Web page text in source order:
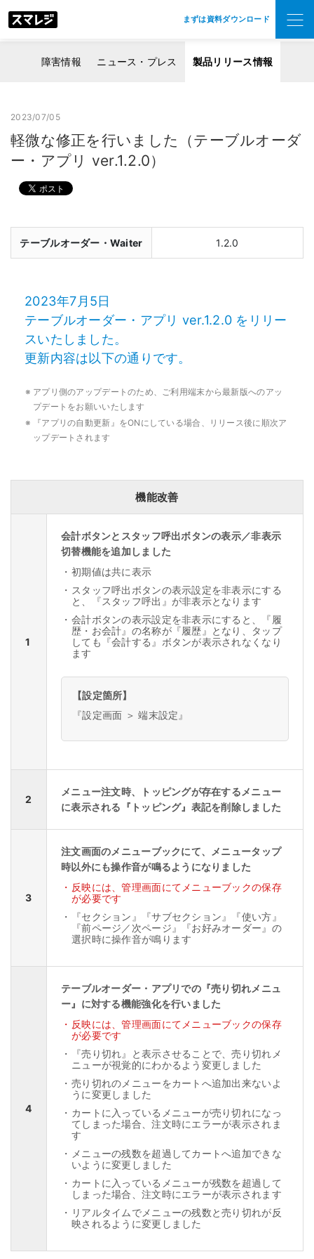
まずは資料ダウンロード
障害情報 ニュース・プレス 製品リリース情報
2023/07/05
軽微な修正を行いました（テーブルオーダ
ー・アプリ ver.1.2.0）
テーブルオーダー・Waiter 1.2.0
2023年7月5日
テーブルオーダー・アプリ ver.1.2.0 をリリー
スいたしました。
更新内容は以下の通りです。
※ アプリ側のアップデートのため、ご利用端末から最新版へのアッ
プデートをお願いいたします
※
『アプリの自動更新』をONにしている場合、リリース後に順次ア
ップデートされます
機能改善
1
会計ボタンとスタッフ呼出ボタンの表示／非表示
切替機能を追加しました
・ 初期値は共に表示
・ スタッフ呼出ボタンの表示設定を非表示にする
と、『スタッフ呼出』が非表示となります
・ 会計ボタンの表示設定を非表示にすると、『履
歴・お会計』の名称が『履歴』となり、タップ
しても『会計する』ボタンが表示されなくなり
ます
【設定箇所】
『設定画面 ＞ 端末設定』
2
メニュー注文時、トッピングが存在するメニュー
に表示される『トッピング』表記を削除しました
3
注文画面のメニューブックにて、メニュータップ
時以外にも操作音が鳴るようになりました
・ 反映には、管理画面にてメニューブックの保存
が必要です
・
『セクション』『サブセクション』『使い方』
『前ページ／次ページ』『お好みオーダー』の
選択時に操作音が鳴ります
4
テーブルオーダー・アプリでの『売り切れメニュ
ー』に対する機能強化を行いました
・ 反映には、管理画面にてメニューブックの保存
が必要です
・
『売り切れ』と表示させることで、売り切れメ
ニューが視覚的にわかるよう変更しました
・ 売り切れのメニューをカートへ追加出来ないよ
うに変更しました
・ カートに入っているメニューが売り切れになっ
てしまった場合、注文時にエラーが表示されま
す
・ メニューの残数を超過してカートへ追加できな
いように変更しました
・ カートに入っているメニューが残数を超過して
しまった場合、注文時にエラーが表示されます
・ リアルタイムでメニューの残数と売り切れが反
映されるように変更しました